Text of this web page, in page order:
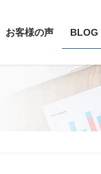
お客様の声 BLOG